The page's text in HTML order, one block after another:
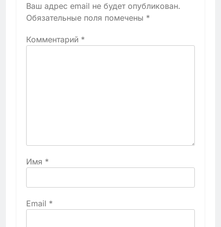
Ваш адрес email не будет опубликован.
Обязательные поля помечены *
Комментарий *
Имя *
Email *